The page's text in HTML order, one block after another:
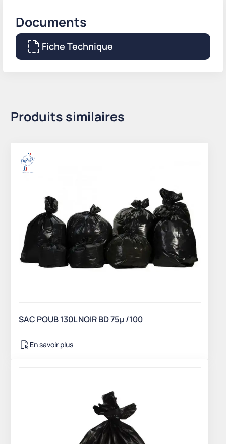
Documents
Fiche Technique
Produits similaires
SAC POUB 130L NOIR BD 75µ /100
En savoir plus